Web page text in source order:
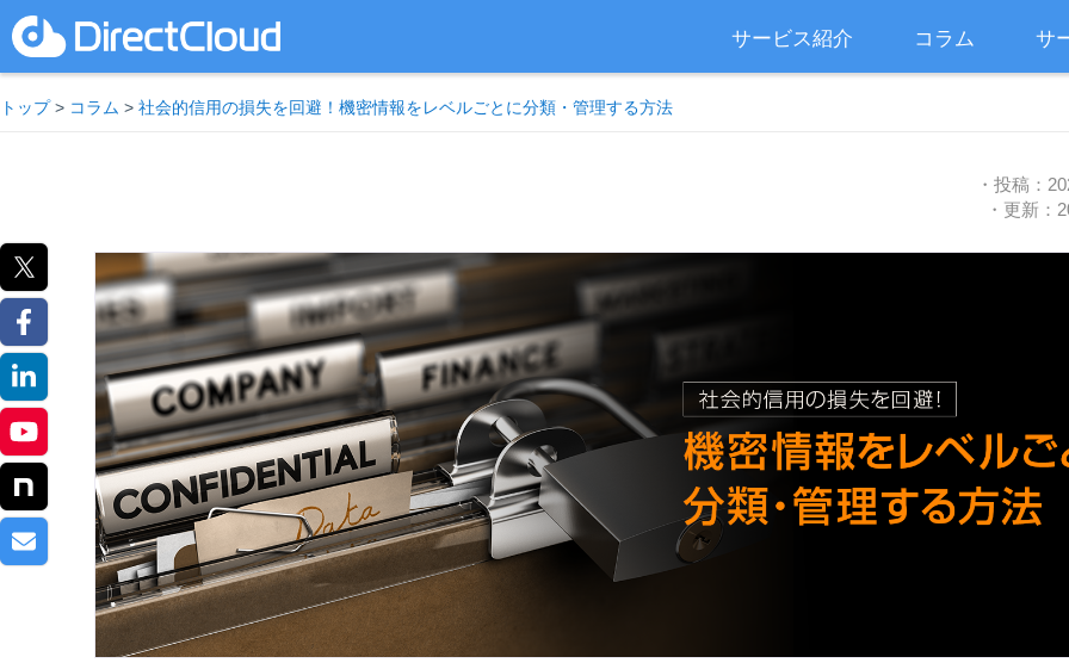
サービス紹介 コラム サ
トップ> コラム > 社会的信用の損失を回避！機密情報をレベルごとに分類・管理する方法
・投稿：
・更新：